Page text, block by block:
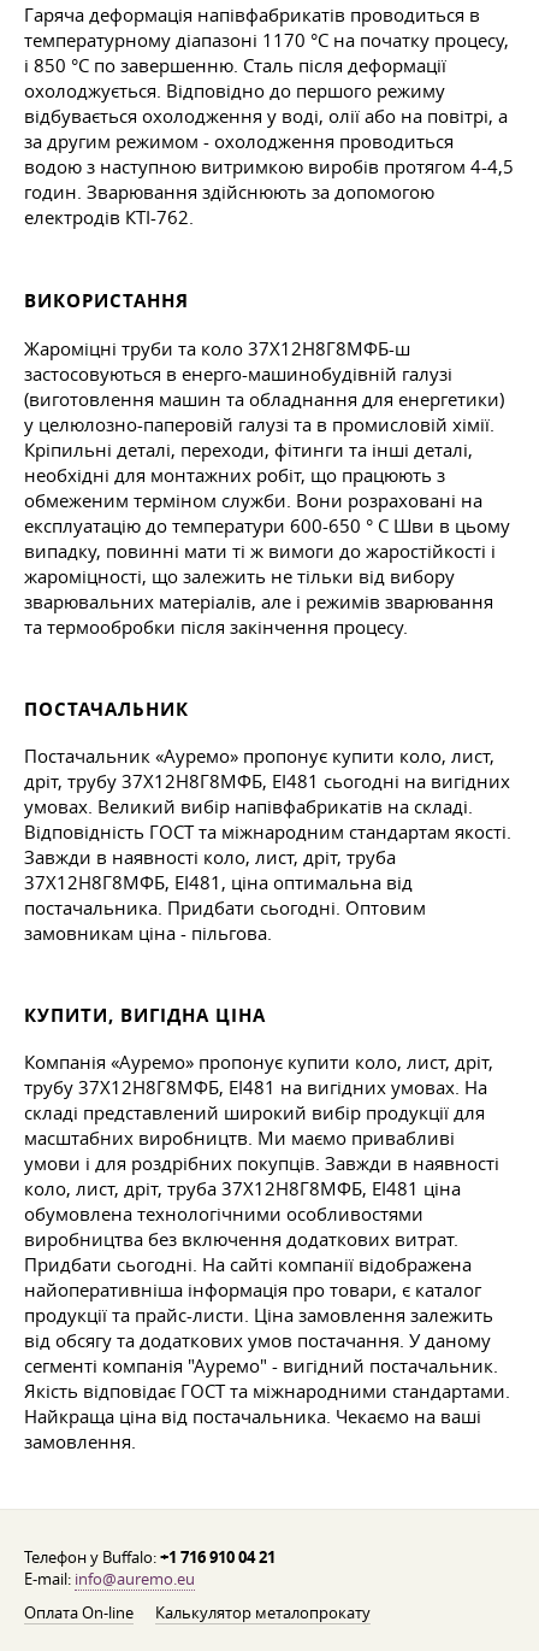
Гаряча деформація напівфабрикатів проводиться в
температурному діапазоні 1170 °C на початку процесу,
і 850 °C по завершенню. Сталь після деформації
охолоджується. Відповідно до першого режиму
відбувається охолодження у воді, олії або на повітрі, а
за другим режимом - охолодження проводиться
водою з наступною витримкою виробів протягом 4-4,5
годин. Зварювання здійснюють за допомогою
електродів КТІ-762.
ВИКОРИСТАННЯ
Жароміцні труби та коло 37Х12Н8Г8МФБ-ш
застосовуються в енерго-машинобудівній галузі
(виготовлення машин та обладнання для енергетики)
у целюлозно-паперовій галузі та в промисловій хімії.
Кріпильні деталі, переходи, фітинги та інші деталі,
необхідні для монтажних робіт, що працюють з
обмеженим терміном служби. Вони розраховані на
експлуатацію до температури 600-650 ° С Шви в цьому
випадку, повинні мати ті ж вимоги до жаростійкості і
жароміцності, що залежить не тільки від вибору
зварювальних матеріалів, але і режимів зварювання
та термообробки після закінчення процесу.
ПОСТАЧАЛЬНИК
Постачальник «Ауремо» пропонує купити коло, лист,
дріт, трубу 37Х12Н8Г8МФБ, ЕІ481 сьогодні на вигідних
умовах. Великий вибір напівфабрикатів на складі.
Відповідність ГОСТ та міжнародним стандартам якості.
Завжди в наявності коло, лист, дріт, труба
37Х12Н8Г8МФБ, ЕІ481, ціна оптимальна від
постачальника. Придбати сьогодні. Оптовим
замовникам ціна - пільгова.
КУПИТИ, ВИГІДНА ЦІНА
Компанія «Ауремо» пропонує купити коло, лист, дріт,
трубу 37Х12Н8Г8МФБ, ЕІ481 на вигідних умовах. На
складі представлений широкий вибір продукції для
масштабних виробництв. Ми маємо привабливі
умови і для роздрібних покупців. Завжди в наявності
коло, лист, дріт, труба 37Х12Н8Г8МФБ, ЕІ481 ціна
обумовлена технологічними особливостями
виробництва без включення додаткових витрат.
Придбати сьогодні. На сайті компанії відображена
найоперативніша інформація про товари, є каталог
продукції та прайс-листи. Ціна замовлення залежить
від обсягу та додаткових умов постачання. У даному
сегменті компанія "Ауремо" - вигідний постачальник.
Якість відповідає ГОСТ та міжнародними стандартами.
Найкраща ціна від постачальника. Чекаємо на ваші
замовлення.
Телефон у Buffalo:+1 716 910 04 21
E-mail: info@auremo.eu
Оплата On-line
Калькулятор металопрокату